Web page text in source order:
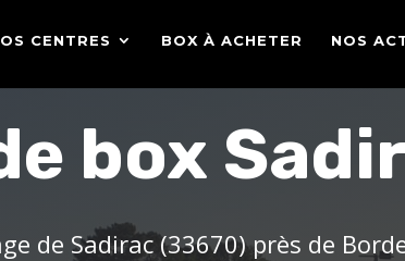
CENTRES BOX À ACHETER NOS
box
de Sadirac (33670) près de